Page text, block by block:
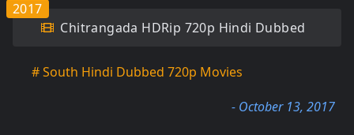
Chitrangada HDRip 720p Hindi Dubbed
2017
# South Hindi Dubbed 720p Movies
- October 13, 2017